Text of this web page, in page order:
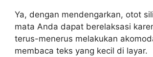
Ya, dengan mendengarkan, otot
mata Anda dapat berelaksasi
terus-menerus melakukan
membaca teks yang kecil di layar.